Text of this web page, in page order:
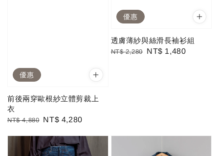
優惠
前後兩穿歐根紗立體剪裁上
衣
Regular
NT$ 4,880 Sale
NT$ 4,280
優惠
透膚薄紗與絲滑長袖衫組
Regular
NT$ 2,280
Sale
NT$ 1,480